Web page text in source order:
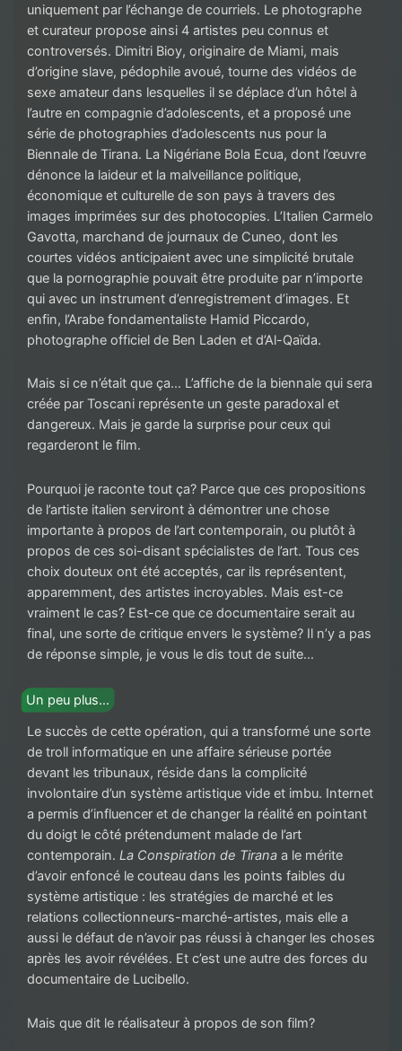
uniquement par l’échange de courriels. Le photographe
et curateur propose ainsi 4 artistes peu connus et
controversés. Dimitri Bioy, originaire de Miami, mais
d’origine slave, pédophile avoué, tourne des vidéos de
sexe amateur dans lesquelles il se déplace d’un hôtel à
l’autre en compagnie d’adolescents, et a proposé une
série de photographies d’adolescents nus pour la
Biennale de Tirana. La Nigériane Bola Ecua, dont l’œuvre
dénonce la laideur et la malveillance politique,
économique et culturelle de son pays à travers des
images imprimées sur des photocopies. L’Italien Carmelo
Gavotta, marchand de journaux de Cuneo, dont les
courtes vidéos anticipaient avec une simplicité brutale
que la pornographie pouvait être produite par n’importe
qui avec un instrument d’enregistrement d’images. Et
enfin, l’Arabe fondamentaliste Hamid Piccardo,
photographe officiel de Ben Laden et d’Al-Qaïda.
Mais si ce n’était que ça… L’affiche de la biennale qui sera
créée par Toscani représente un geste paradoxal et
dangereux. Mais je garde la surprise pour ceux qui
regarderont le film.
Pourquoi je raconte tout ça? Parce que ces propositions
de l’artiste italien serviront à démontrer une chose
importante à propos de l’art contemporain, ou plutôt à
propos de ces soi-disant spécialistes de l’art. Tous ces
choix douteux ont été acceptés, car ils représentent,
apparemment, des artistes incroyables. Mais est-ce
vraiment le cas? Est-ce que ce documentaire serait au
final, une sorte de critique envers le système? Il n’y a pas
de réponse simple, je vous le dis tout de suite…
Un peu plus…
Le succès de cette opération, qui a transformé une sorte
de troll informatique en une affaire sérieuse portée
devant les tribunaux, réside dans la complicité
involontaire d’un système artistique vide et imbu. Internet
a permis d’influencer et de changer la réalité en pointant
du doigt le côté prétendument malade de l’art
contemporain. La Conspiration de Tirana a le mérite
d’avoir enfoncé le couteau dans les points faibles du
système artistique : les stratégies de marché et les
relations collectionneurs-marché-artistes, mais elle a
aussi le défaut de n’avoir pas réussi à changer les choses
après les avoir révélées. Et c’est une autre des forces du
documentaire de Lucibello.
Mais que dit le réalisateur à propos de son film?